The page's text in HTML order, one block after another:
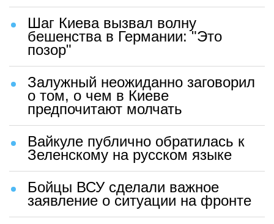
Шаг Киева вызвал волну
бешенства в Германии: "Это
позор"
Залужный неожиданно заговорил
о том, о чем в Киеве
предпочитают молчать
Вайкуле публично обратилась к
Зеленскому на русском языке
Бойцы ВСУ сделали важное
заявление о ситуации на фронте